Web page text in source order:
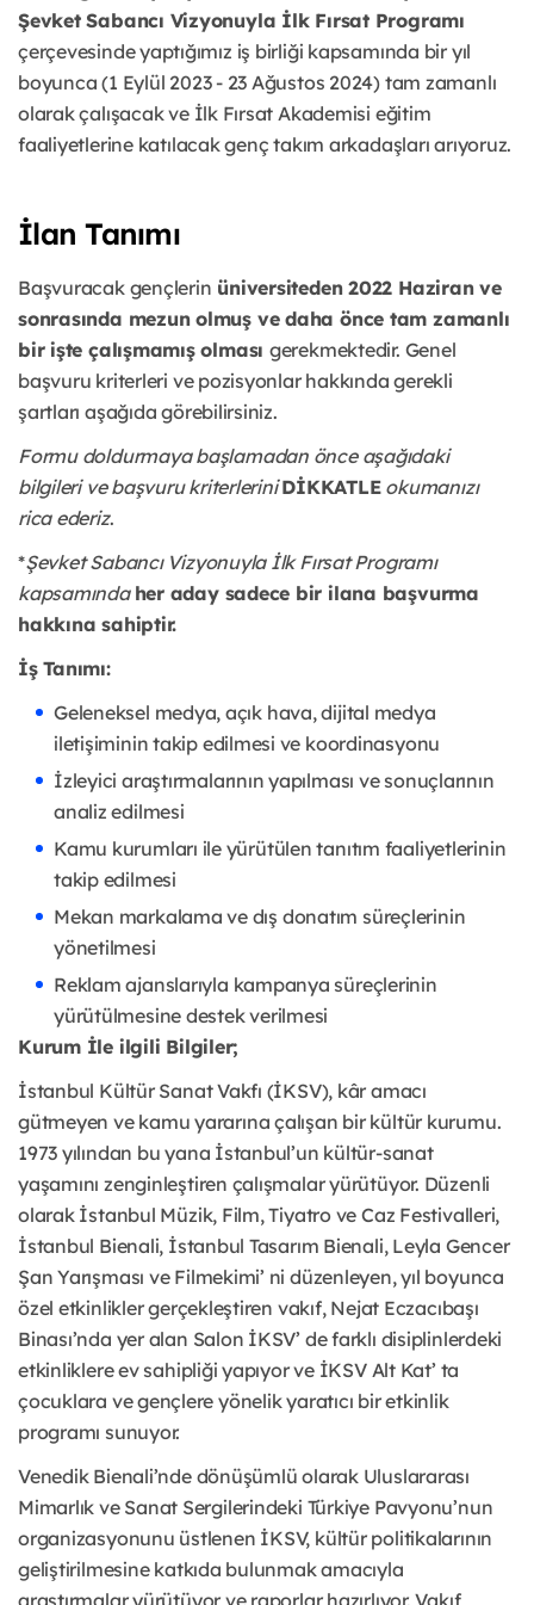
Şevket Sabancı Vizyonuyla İlk Fırsat Programı
çerçevesinde yaptığımız iş birliği kapsamında bir yıl
boyunca (1 Eylül 2023 - 23 Ağustos 2024) tam zamanlı
olarak çalışacak ve İlk Fırsat Akademisi eğitim
faaliyetlerine katılacak genç takım arkadaşları arıyoruz.
İlan Tanımı
Başvuracak gençlerin üniversiteden 2022 Haziran ve
sonrasında mezun olmuş ve daha önce tam zamanlı
bir işte çalışmamış olması gerekmektedir. Genel
başvuru kriterleri ve pozisyonlar hakkında gerekli
şartları aşağıda görebilirsiniz.
Formu doldurmaya başlamadan önce aşağıdaki
bilgileri ve başvuru kriterleriniDİKKATLEokumanızı
rica ederiz.
*Şevket Sabancı Vizyonuyla İlk Fırsat Programı
kapsamında her aday sadece bir ilana başvurma
hakkına sahiptir.
İş Tanımı:
Geleneksel medya, açık hava, dijital medya
iletişiminin takip edilmesi ve koordinasyonu
İzleyici araştırmalarının yapılması ve sonuçlarının
analiz edilmesi
Kamu kurumları ile yürütülen tanıtım faaliyetlerinin
takip edilmesi
Mekan markalama ve dış donatım süreçlerinin
yönetilmesi
Reklam ajanslarıyla kampanya süreçlerinin
yürütülmesine destek verilmesi
Kurum İle ilgili Bilgiler;
İstanbul Kültür Sanat Vakfı (İKSV), kâr amacı
gütmeyen ve kamu yararına çalışan bir kültür kurumu.
1973 yılından bu yana İstanbul’un kültür-sanat
yaşamını zenginleştiren çalışmalar yürütüyor. Düzenli
olarak İstanbul Müzik, Film, Tiyatro ve Caz Festivalleri,
İstanbul Bienali, İstanbul Tasarım Bienali, Leyla Gencer
Şan Yarışması ve Filmekimi’ ni düzenleyen, yıl boyunca
özel etkinlikler gerçekleştiren vakıf, Nejat Eczacıbaşı
Binası’nda yer alan Salon İKSV’ de farklı disiplinlerdeki
etkinliklere ev sahipliği yapıyor ve İKSV Alt Kat’ ta
çocuklara ve gençlere yönelik yaratıcı bir etkinlik
programı sunuyor.
Venedik Bienali’nde dönüşümlü olarak Uluslararası
Mimarlık ve Sanat Sergilerindeki Türkiye Pavyonu’nun
organizasyonunu üstlenen İKSV, kültür politikalarının
geliştirilmesine katkıda bulunmak amacıyla